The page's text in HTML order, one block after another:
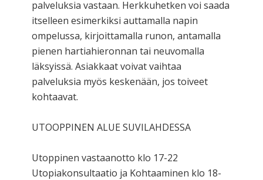
palveluksia vastaan. Herkkuhetken voi saada
itselleen esimerkiksi auttamalla napin
ompelussa, kirjoittamalla runon, antamalla
pienen hartiahieronnan tai neuvomalla
läksyissä. Asiakkaat voivat vaihtaa
palveluksia myös keskenään, jos toiveet
kohtaavat.
UTOOPPINEN ALUE SUVILAHDESSA
Utoppinen vastaanotto klo 17-22
Utopiakonsultaatio ja Kohtaaminen klo 18-